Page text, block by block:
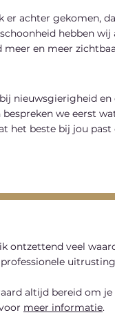
er achter gekomen,
hebben
meer en meer
nieuwsgierigheid en
bespreken we eerst
het beste bij jou
ontzettend veel
altijd bereid om
meer informatie.